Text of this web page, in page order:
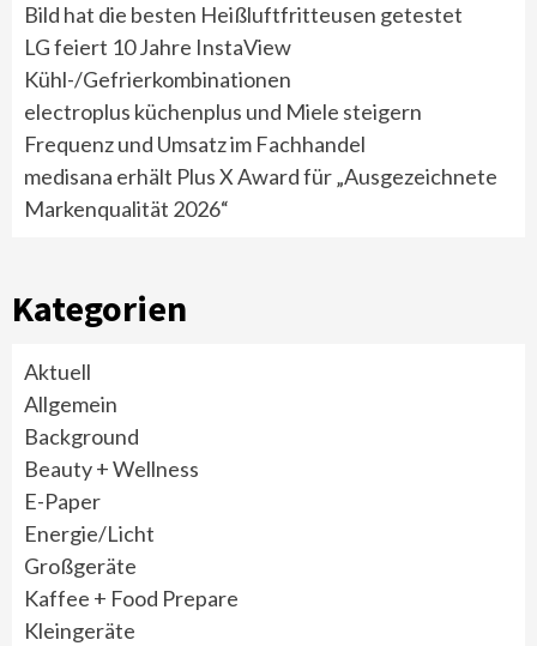
Bild hat die besten Heißluftfritteusen getestet
LG feiert 10 Jahre InstaView
Kühl-/Gefrierkombinationen
electroplus küchenplus und Miele steigern
Frequenz und Umsatz im Fachhandel
medisana erhält Plus X Award für „Ausgezeichnete
Markenqualität 2026“
Kategorien
Aktuell
Allgemein
Background
Beauty + Wellness
E-Paper
Energie/Licht
Großgeräte
Kaffee + Food Prepare
Kleingeräte